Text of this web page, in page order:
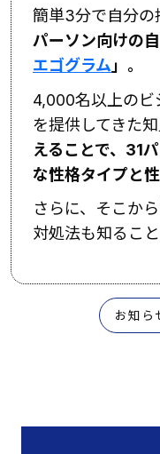
簡単3分で自分の
パーソン向けの
エゴグラム 」。
4,000名以上のビ
を提供してきた知
えることで、31
な性格タイプと
さらに、そこか
対処法も知ること
お知ら